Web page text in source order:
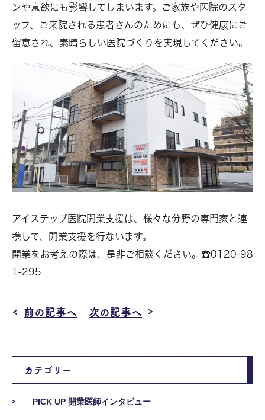
ンや意欲にも影響してしまいます。ご家族や医院のスタ
ッフ、ご来院される患者さんのためにも、ぜひ健康にご
留意され、素晴らしい医院づくりを実現してください。
アイステップ医院開業支援は、様々な分野の専門家と連
携して、開業支援を行ないます。
開業をお考えの際は、是非ご相談ください。☎0120-98
1-295
前の記事へ 次の記事へ
カテゴリー
PICK UP 開業医師インタビュー